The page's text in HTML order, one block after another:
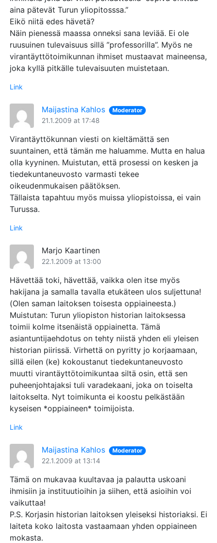
aina pätevät Turun yliopitosssa.”
Eikö niitä edes hävetä?
Näin pienessä maassa onneksi sana leviää. Ei ole
ruusuinen tulevaisuus sillä ”professorilla”. Myös ne
virantäyttötoimikunnan ihmiset mustaavat maineensa,
joka kyllä pitkälle tulevaisuuten muistetaan.
Link
Maijastina Kahlos Moderator
21.1.2009 at 17:48
Virantäyttökunnan viesti on kieltämättä sen
suuntainen, että tämän me haluamme. Mutta en halua
olla kyyninen. Muistutan, että prosessi on kesken ja
tiedekuntaneuvosto varmasti tekee
oikeudenmukaisen päätöksen.
Tällaista tapahtuu myös muissa yliopistoissa, ei vain
Turussa.
Link
Marjo Kaartinen
22.1.2009 at 13:00
Hävettää toki, hävettää, vaikka olen itse myös
hakijana ja samalla tavalla etukäteen ulos suljettuna!
(Olen saman laitoksen toisesta oppiaineesta.)
Muistutan: Turun yliopiston historian laitoksessa
toimii kolme itsenäistä oppiainetta. Tämä
asiantuntijaehdotus on tehty niistä yhden eli yleisen
historian piirissä. Virhettä on pyritty jo korjaamaan,
sillä eilen (ke) kokoustanut tiedekuntaneuvosto
muutti virantäyttötoimikuntaa siltä osin, että sen
puheenjohtajaksi tuli varadekaani, joka on toiselta
laitokselta. Nyt toimikunta ei koostu pelkästään
kyseisen *oppiaineen* toimijoista.
Link
Maijastina Kahlos Moderator
22.1.2009 at 13:14
Tämä on mukavaa kuultavaa ja palautta uskoani
ihmisiin ja instituutioihin ja siihen, että asioihin voi
vaikuttaa!
P.S. Korjasin historian laitoksen yleiseksi historiaksi. Ei
laiteta koko laitosta vastaamaan yhden oppiaineen
mokasta.